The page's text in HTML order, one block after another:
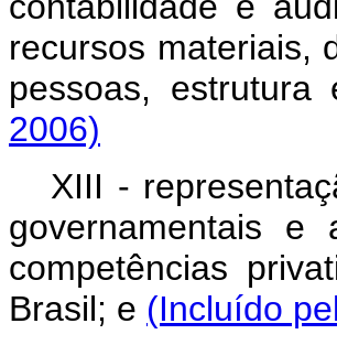
recursos materiais,
pessoas,
2006)
XIII -
governamentais e
competências
Brasil; e (Incluído